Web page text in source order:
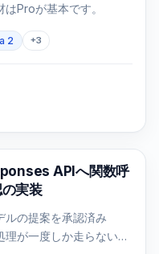
Proが基本です。
2 +3
APIへ関数呼
実装
ルの提案を承認済み
が一度しか走らないこ